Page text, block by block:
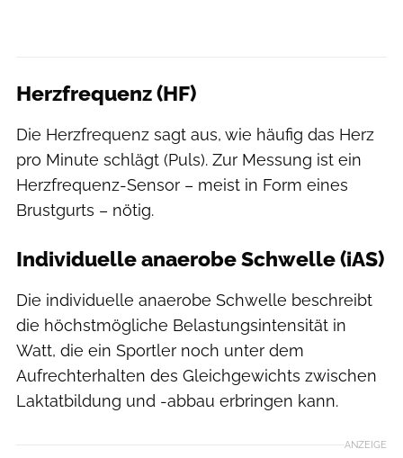
Herzfrequenz (HF)
Die Herzfrequenz sagt aus, wie häufig das Herz
pro Minute schlägt (Puls). Zur Messung ist ein
Herzfrequenz-Sensor – meist in Form eines
Brustgurts – nötig.
Individuelle anaerobe Schwelle (iAS)
Die individuelle anaerobe Schwelle beschreibt
die höchstmögliche Belastungsintensität in
Watt, die ein Sportler noch unter dem
Aufrechterhalten des Gleichgewichts zwischen
Laktatbildung und -abbau erbringen kann.
ANZEIGE